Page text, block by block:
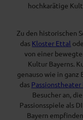
hochkarätige
Zu den historischen
das Kloster Ettal
von einer
Kultur Bayerns.
genauso wie in ganz
das
Besucher an,
Passionsspiele als
Bayern